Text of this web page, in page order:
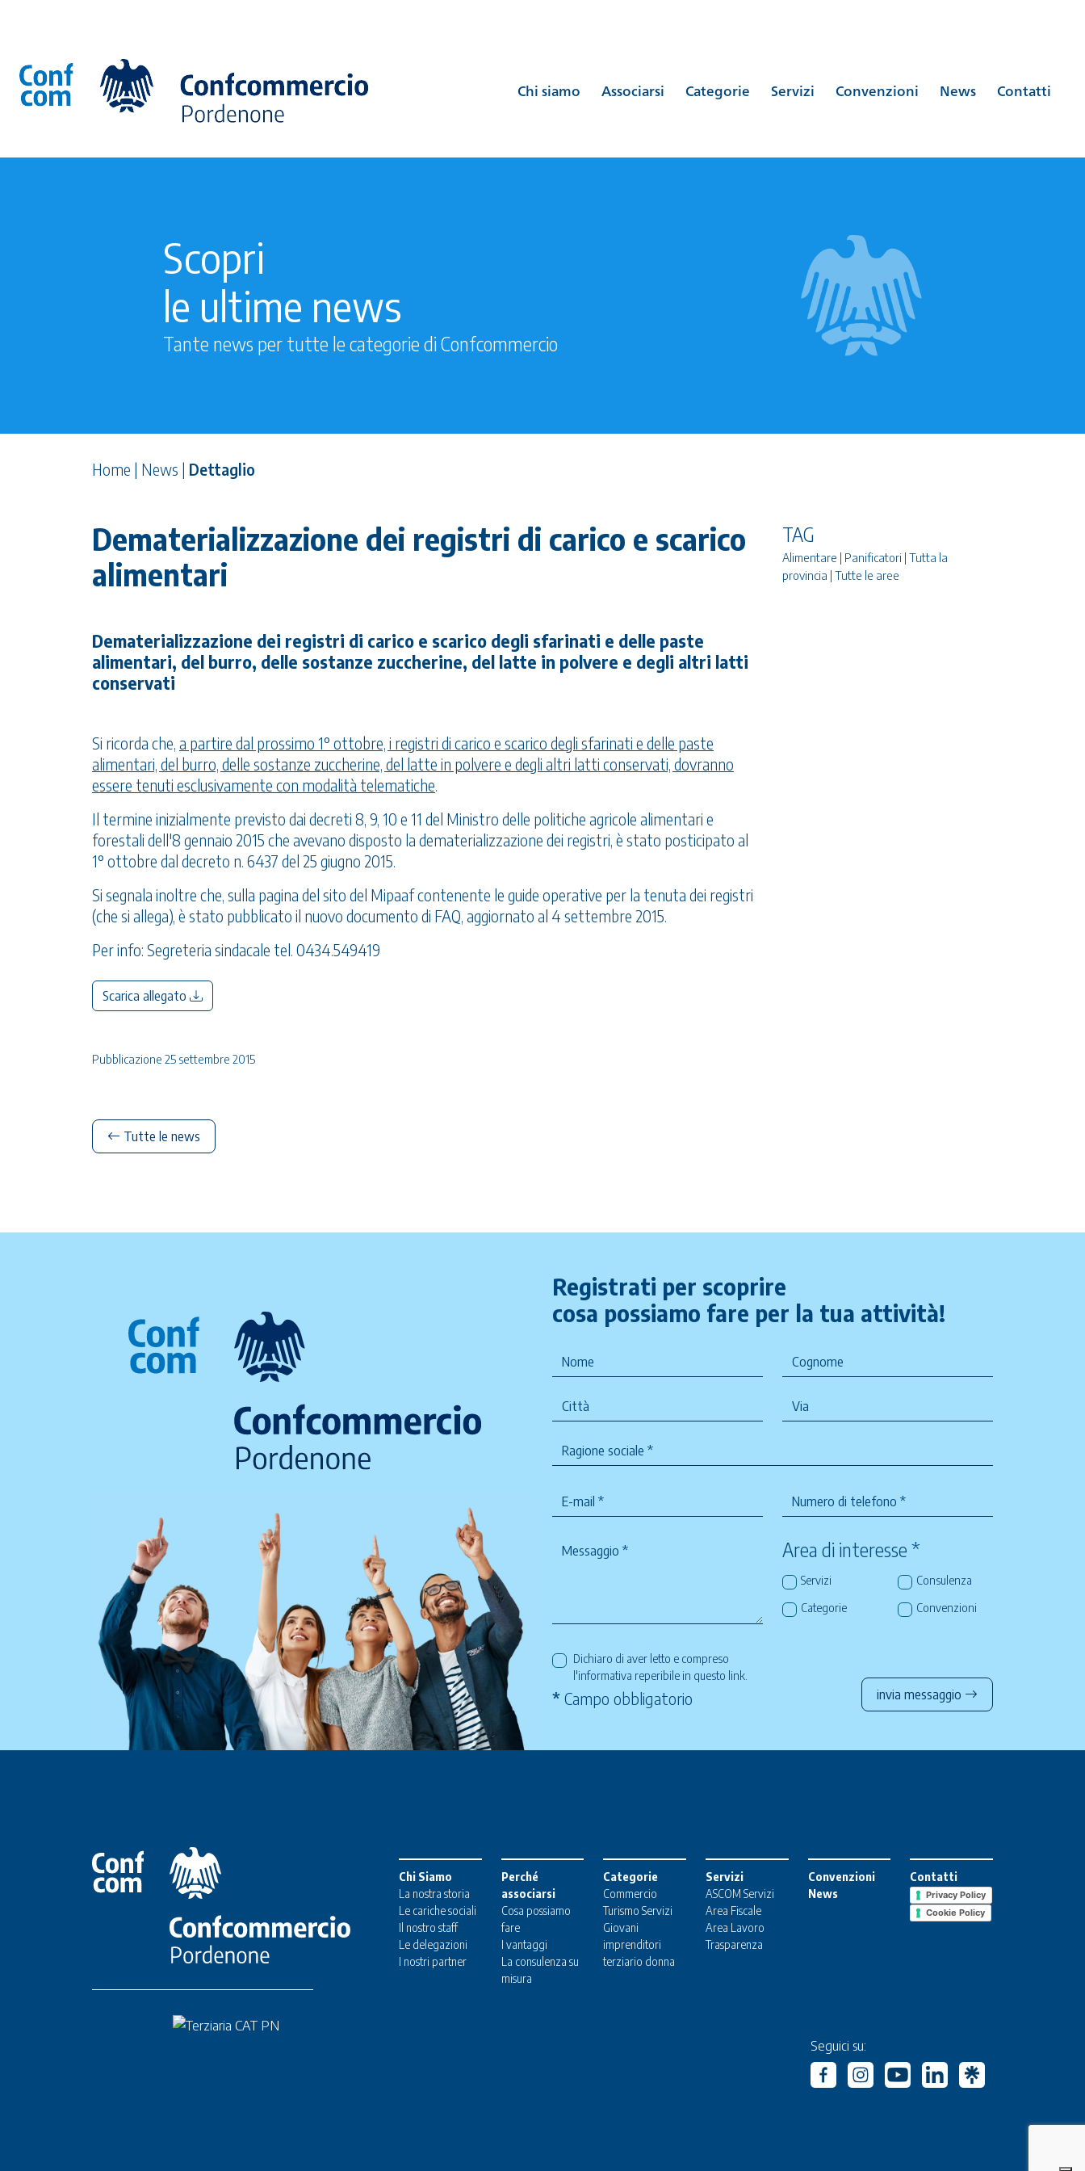
Chi siamo Associarsi Categorie Servizi Convenzioni News Contatti
Scopri
le ultime news
Tante news per tutte le categorie di Confcommercio
Home | News | Dettaglio
Dematerializzazione dei registri di carico e scarico
alimentari
Dematerializzazione dei registri di carico e scarico degli sfarinati e delle paste
alimentari, del burro, delle sostanze zuccherine, del latte in polvere e degli altri latti
conservati
Si ricorda che, a partire dal prossimo 1° ottobre, i registri di carico e scarico degli sfarinati e delle paste
alimentari, del burro, delle sostanze zuccherine, del latte in polvere e degli altri latti conservati, dovranno
essere tenuti esclusivamente con modalità telematiche.
Il termine inizialmente previsto dai decreti 8, 9, 10 e 11 del Ministro delle politiche agricole alimentari e
forestali dell'8 gennaio 2015 che avevano disposto la dematerializzazione dei registri, è stato posticipato al
1° ottobre dal decreto n. 6437 del 25 giugno 2015.
Si segnala inoltre che, sulla pagina del sito del Mipaaf contenente le guide operative per la tenuta dei registri
(che si allega), è stato pubblicato il nuovo documento di FAQ, aggiornato al 4 settembre 2015.
Per info: Segreteria sindacale tel. 0434.549419
Scarica allegato
Pubblicazione 25 settembre 2015
Tutte le news
TAG
Alimentare | Panificatori | Tutta la
provincia | Tutte le aree
Registrati per scoprire
cosa possiamo fare per la tua attività!
Area di interesse *
Servizi
Consulenza
Categorie
Convenzioni
Dichiaro di aver letto e compreso
l'informativa reperibile in questo link
* Campo obbligatorio invia messaggio
Chi Siamo
La nostra storia
Le cariche sociali
Il nostro staff
Le delegazioni
I nostri partner
Perché
associarsi
Cosa possiamo
fare
I vantaggi
La consulenza su
misura
Categorie
Commercio
Turismo Servizi
Giovani
imprenditori
terziario donna
Servizi
ASCOM Servizi
Area Fiscale
Area Lavoro
Trasparenza
Convenzioni
News
Contatti
Privacy Policy
Cookie Policy
Seguici su: